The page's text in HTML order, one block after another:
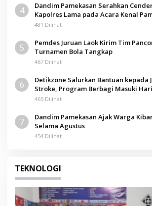
4
Dandim Pamekasan Serahkan
Kapolres Lama pada Acara Kenal
481 Dilihat
5
Pemdes Juruan Laok Kirim Tim
Turnamen Bola Tangkap
467 Dilihat
6
Detikzone Salurkan Bantuan kepada
Stroke, Program Berbagi Masuki
465 Dilihat
7
Dandim Pamekasan Ajak Warga
Selama Agustus
454 Dilihat
TEKNOLOGI